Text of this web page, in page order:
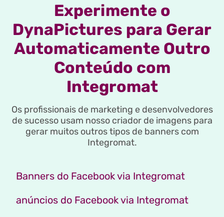
Experimente o
DynaPictures para Gerar
Automaticamente Outro
Conteúdo com
Integromat
Os profissionais de marketing e desenvolvedores
de sucesso usam nosso criador de imagens para
gerar muitos outros tipos de banners com
Integromat.
Banners do Facebook via Integromat
anúncios do Facebook via Integromat